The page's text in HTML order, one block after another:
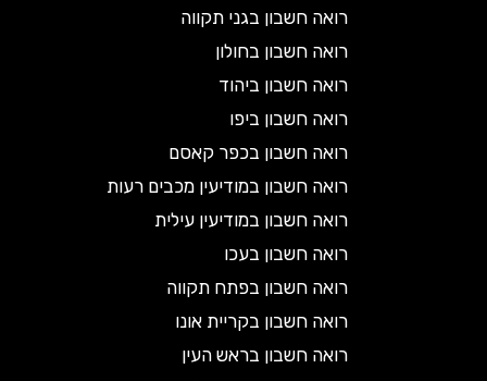
רואה חשבון בגני תקווה
רואה חשבון בחולון
רואה חשבון ביהוד
רואה חשבון ביפו
רואה חשבון בכפר קאסם
רואה חשבון במודיעין מכבים רעות
רואה חשבון במודיעין עילית
רואה חשבון בעכו
רואה חשבון בפתח תקווה
רואה חשבון בקריית אונו
רואה חשבון בראש העין